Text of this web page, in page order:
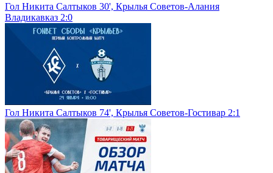
Гол Никита Салтыков 30', Крылья Советов-Алания
Владикавказ 2:0
Гол Никита Салтыков 74', Крылья Советов-Гостивар 2:1